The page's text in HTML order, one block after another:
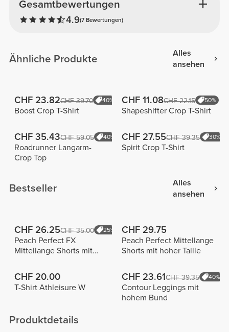
Gesamtbewertungen
4.9(7 Bewertungen)
Ähnliche Produkte
Alles
ansehen
CHF 23.82CHF 39.70 40%
Boost Crop T-Shirt
CHF 11.08CHF 22.15 50%
Shapeshifter Crop T-Shirt
CHF 35.43CHF 59.05 40%
Roadrunner Langarm-
Crop Top
CHF 27.55CHF 39.35 30%
Spirit Crop T-Shirt
Bestseller
Alles
ansehen
CHF 26.25CHF 35.00 25%
Peach Perfect FX
Mittellange Shorts mit
CHF 29.75
Peach Perfect Mittellange
Shorts mit hoher Taille
CHF 20.00
T-Shirt Athleisure W
CHF 23.61CHF 39.35 40%
Contour Leggings mit
hohem Bund
Produktdetails